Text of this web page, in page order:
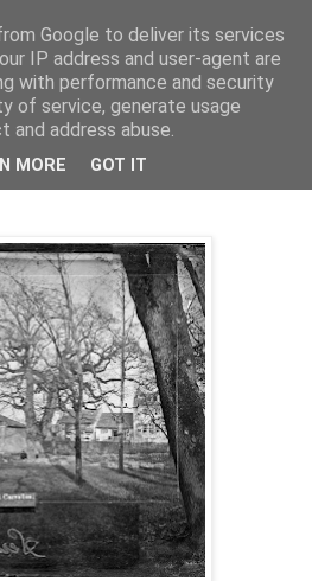
Elizalde
pero sin candado".
Google to deliver its services
IP address and user-agent are
with performance and security
of service, generate usage
address abuse.
MORE GOT IT